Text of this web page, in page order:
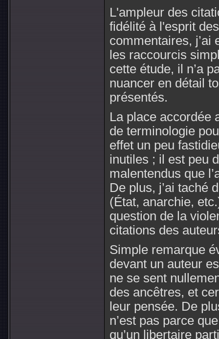
L'ampleur des
fidélité à l'esprit
commentaires, j’ai
les raccourcis
cette étude, il n’a
nuancer en détail
présentés.
La place accordée
de terminologie
effet un peu
inutiles ; il est peu
malentendus que
De plus, j’ai taché
(État, anarchie,
question de la
citations des
Simple remarque
devant un auteur
ne se sent
des ancêtres, et
leur pensée. De
n’est pas parce
qu’un libertaire